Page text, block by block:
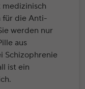
für die Anti-
werden nur
aus
Schizophrenie
ist ein